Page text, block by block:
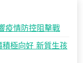
疫情防控阻擊戰
積極向好 新質生孩